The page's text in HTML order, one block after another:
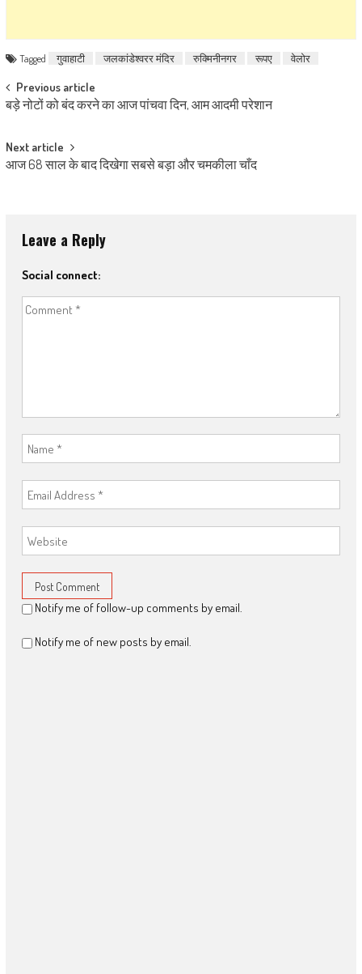
Tagged गुवाहाटी जलकांडेश्वरर मंदिर रुक्मिनीनगर रूपए वेलोर
Post navigation
Previous article
बड़े नोटों को बंद करने का आज पांचवा दिन, आम आदमी परेशान
Next article
आज 68 साल के बाद दिखेगा सबसे बड़ा और चमकीला चाँद
Leave a Reply
Social connect:
Notify me of follow-up comments by email.
Notify me of new posts by email.